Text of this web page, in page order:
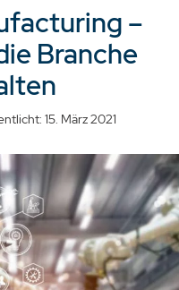
–
Branche
15. März 2021